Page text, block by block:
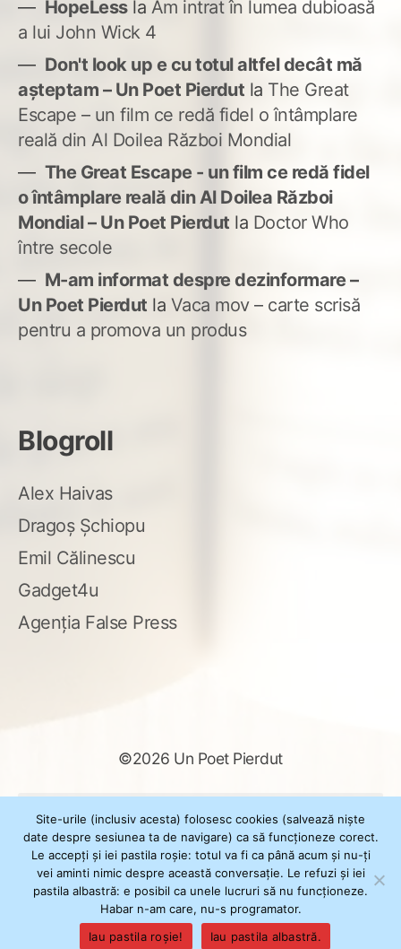
HopeLessla Am intrat în lumea dubioasă
a lui John Wick 4
Don't look up e cu totul altfel decât mă
așteptam – Un Poet Pierdut la The Great
Escape – un film ce redă fidel o întâmplare
reală din Al Doilea Război Mondial
The Great Escape - un film ce redă fidel
o întâmplare reală din Al Doilea Război
Mondial – Un Poet Pierdut la Doctor Who
între secole
M-am informat despre dezinformare –
Un Poet Pierdut la Vaca mov – carte scrisă
pentru a promova un produs
Blogroll
Alex Haivas
Dragoș Șchiopu
Emil Călinescu
Gadget4u
Agenția False Press
©2026 Un Poet Pierdut
după:
Powered byWordPress
ThemeXSimply by Il Jester
Site-urile (inclusiv acesta) folosesc cookies (salvează niște
date despre sesiunea ta de navigare) ca să funcționeze corect.
Le accepți și iei pastila roșie: totul va fi ca până acum și nu-ți
vei aminti nimic despre această conversație. Le refuzi și iei
pastila albastră: e posibil ca unele lucruri să nu funcționeze.
Habar n-am care, nu-s programator.
Iau pastila roșie!
Iau pastila albastră.